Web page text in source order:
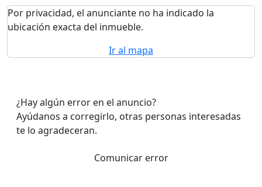
Por privacidad, el anunciante no ha indicado la
ubicación exacta del inmueble.
Ir al mapa
¿Hay algún error en el anuncio?
Ayúdanos a corregirlo, otras personas interesadas
te lo agradeceran.
Comunicar error